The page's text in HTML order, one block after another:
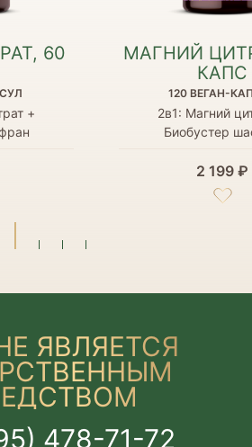
60
+
МАГНИЙ
КАПС
120 ВЕГАН-
2в1: Магний
Биобустер
2 199 ₽
ЯВЛЯЕТСЯ
478-71-72